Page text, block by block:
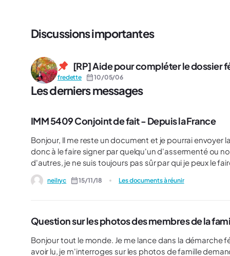
Discussions importantes
[RP] Aide pour compléter le dossier
fredette 10/05/06
Les derniers messages
IMM 5409 Conjoint de fait - Depuis la France
Bonjour, Il me reste un document et je pourrai envoyer la demande de RP : le IMM 5409 Conjoint de fait. Je cherche
donc à le faire signer par quelqu'un d'assermenté ou non, depuis la FRANCE.
d'autres, je ne suis toujours pas sûr par qui je peux le faire signer. Est ce que quelqu'un aurait des
pour savoir qui pourrait me le signer ? Apparemment il y a quelques année ce n'était pas obligatoire de remplir cette
section, quelqu'un a eu son dossier refusé en suivant
neilryc 15/11/18 Les documents à réunir
Question sur les photos des membres de la
Bonjour tout le monde. Je me lance dans la démarche
avoir lu, je m'interroges sur les photos de famille